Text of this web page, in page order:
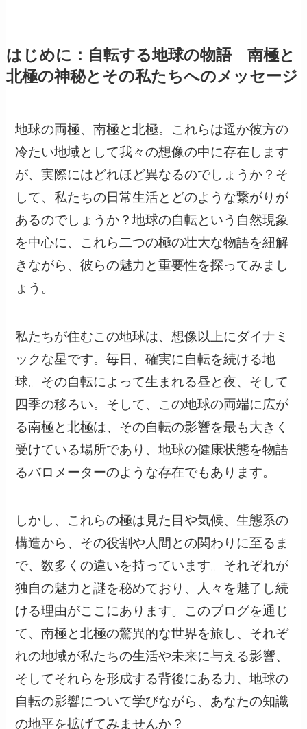
はじめに：自転する地球の物語 南極と
北極の神秘とその私たちへのメッセージ
地球の両極、南極と北極。これらは遥か彼方の
冷たい地域として我々の想像の中に存在します
が、実際にはどれほど異なるのでしょうか？そ
して、私たちの日常生活とどのような繋がりが
あるのでしょうか？地球の自転という自然現象
を中心に、これら二つの極の壮大な物語を紐解
きながら、彼らの魅力と重要性を探ってみまし
ょう。
私たちが住むこの地球は、想像以上にダイナミ
ックな星です。毎日、確実に自転を続ける地
球。その自転によって生まれる昼と夜、そして
四季の移ろい。そして、この地球の両端に広が
る南極と北極は、その自転の影響を最も大きく
受けている場所であり、地球の健康状態を物語
るバロメーターのような存在でもあります。
しかし、これらの極は見た目や気候、生態系の
構造から、その役割や人間との関わりに至るま
で、数多くの違いを持っています。それぞれが
独自の魅力と謎を秘めており、人々を魅了し続
ける理由がここにあります。このブログを通じ
て、南極と北極の驚異的な世界を旅し、それぞ
れの地域が私たちの生活や未来に与える影響、
そしてそれらを形成する背後にある力、地球の
自転の影響について学びながら、あなたの知識
の地平を拡げてみませんか？